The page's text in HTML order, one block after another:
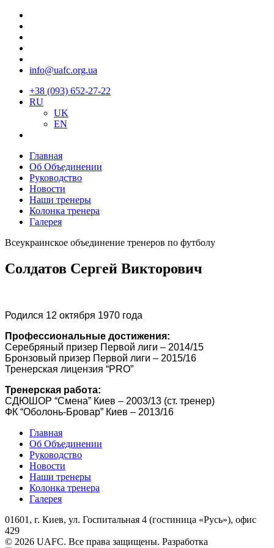
info@uafc.org.ua
+38 (093) 652-27-22
RU
UK
EN
Главная
Об Объединении
Руководство
Новости
Наши тренеры
Колонка тренера
Галерея
Всеукраинское объединение тренеров по футболу
Солдатов Сергей Викторович
Родился 12 октября 1970 года
Профессиональные достижения:
Серебряный призер Первой лиги – 2014/15
Бронзовый призер Первой лиги – 2015/16
Тренерская лицензия “PRO”
Тренерская работа:
СДЮШОР “Смена” Киев – 2003/13 (ст. тренер)
ФК “Оболонь-Бровар” Киев – 2013/16
Главная
Об Объединении
Руководство
Новости
Наши тренеры
Колонка тренера
Галерея
01601, г. Киев, ул. Госпитальная 4 (гостиница «Русь»), офис
429
© 2026 UAFC. Все права защищены. Разработка